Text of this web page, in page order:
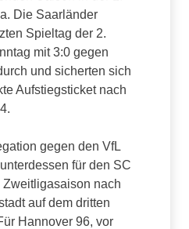
Die Saarländer
Spieltag der 2.
mit 3:0 gegen
und sicherten sich
Aufstiegsticket nach
gegen den VfL
für den SC
Zweitligasaison nach
auf dem dritten
Hannover 96, vor